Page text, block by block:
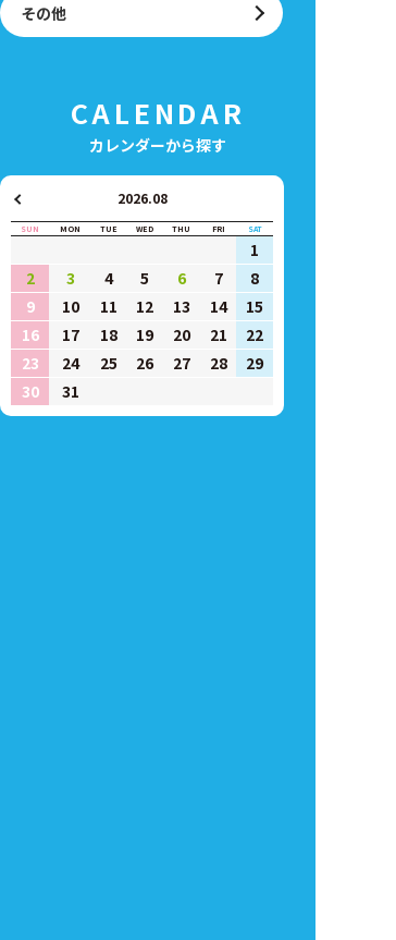
その他
CALENDAR
カレンダーから探す
2026.08
SUN MON TUE WED THU FRI SAT
1
2
3 4 5 6 7
8
9
10 11 12 13 14
15
16
17 18 19 20 21
22
23
24 25 26 27 28
29
30
31